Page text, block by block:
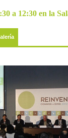
a 12:30 en la